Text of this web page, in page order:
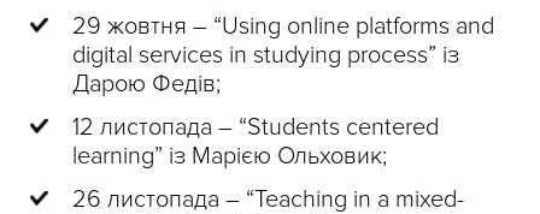
29 жовтня – “Using online platforms and
digital services in studying process” із
Дарою Федів;
12 листопада – “Students centered
learning” із Марією Ольховик;
26 листопада – “Teaching in a mixed-